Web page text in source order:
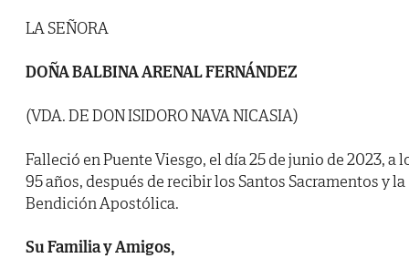
LA SEÑORA
DOÑA BALBINA ARENAL FERNÁNDEZ
(VDA. DE DON ISIDORO NAVA NICASIA)
Falleció en Puente Viesgo, el día 25 de junio de 2023, a
95 años, después de recibir los Santos Sacramentos y la
Bendición Apostólica.
Su Familia y Amigos,